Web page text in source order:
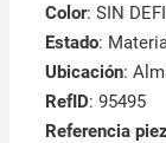
Color: SIN
Estado:
Ubicación:
RefID: 95495
Referencia